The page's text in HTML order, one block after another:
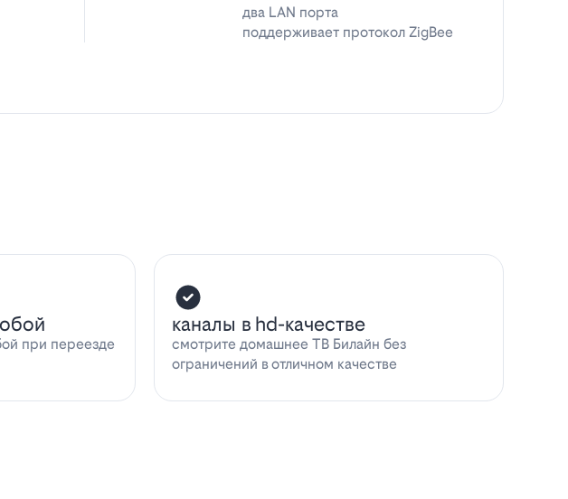
два LAN порта
поддерживает протокол ZigBee
при переезде
каналы в hd-качестве
смотрите домашнее ТВ Билайн без
ограничений в отличном качестве